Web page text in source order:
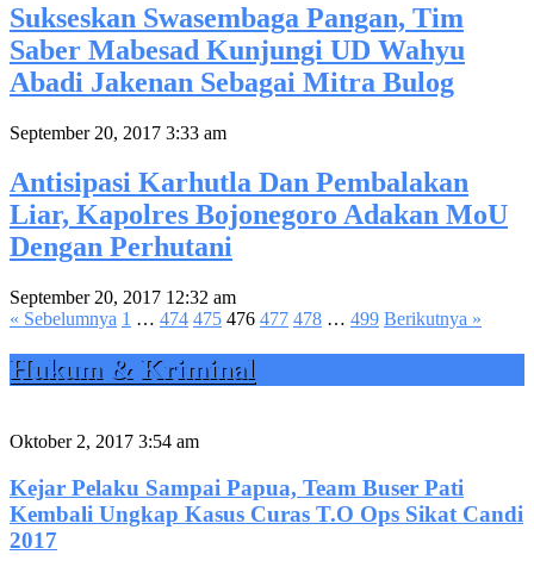
Sukseskan Swasembaga Pangan, Tim
Saber Mabesad Kunjungi UD Wahyu
Abadi Jakenan Sebagai Mitra Bulog
September 20, 2017 3:33 am
Antisipasi Karhutla Dan Pembalakan
Liar, Kapolres Bojonegoro Adakan MoU
Dengan Perhutani
September 20, 2017 12:32 am
« Sebelumnya 1 … 474 475 476 477 478 … 499 Berikutnya »
Hukum & Kriminal
Oktober 2, 2017 3:54 am
Kejar Pelaku Sampai Papua, Team Buser Pati
Kembali Ungkap Kasus Curas T.O Ops Sikat Candi
2017